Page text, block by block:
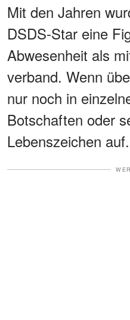
Mit den Jahren
DSDS-Star eine
Abwesenheit als
verband. Wenn
nur noch in
Botschaften oder
Lebenszeichen auf.